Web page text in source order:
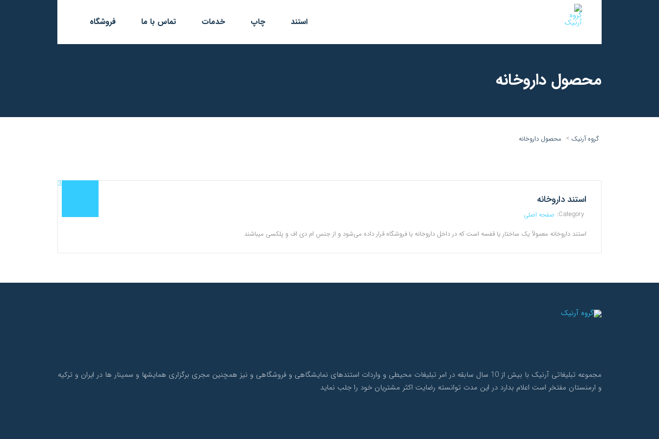
استند چاپ خدمات تماس با ما فروشگاه
محصول داروخانه
گروه آرنیک > محصول داروخانه
استند داروخانه
Category: صفحه اصلی
استند داروخانه معمولاً یک ساختار یا قفسه است که در داخل داروخانه یا فروشگاه قرار داده می‌شود و از جنس ام دی اف و پلکسی میباشند
مجموعه تبلیغاتی آرنیک با بیش از 10 سال سابقه در امر تبلیغات محیطی و واردات استندهای نمایشگاهی و فروشگاهی و نیز همچنین مجری برگزاری همایشها و سمینار ها در ایران و ترکیه
و ارمنستان مفتخر است اعلام بدارد در این مدت توانسته رضایت اکثر مشتریان خود را جلب نماید